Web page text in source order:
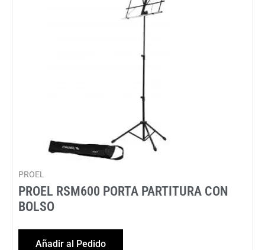
PROEL
PROEL RSM600 PORTA PARTITURA CON
BOLSO
Añadir al Pedido